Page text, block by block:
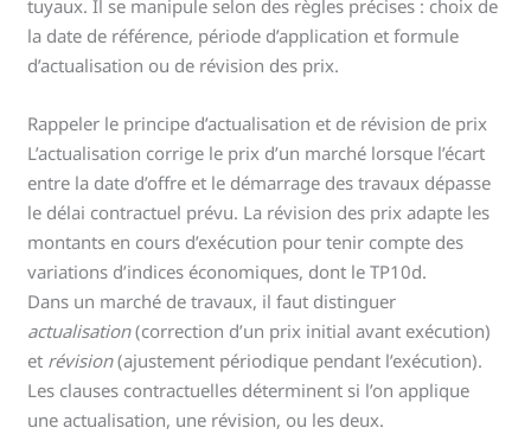
tuyaux. Il se manipule selon des règles précises : choix de
la date de référence, période d’application et formule
d’actualisation ou de révision des prix.
Rappeler le principe d’actualisation et de révision de prix
L’actualisation corrige le prix d’un marché lorsque l’écart
entre la date d’offre et le démarrage des travaux dépasse
le délai contractuel prévu. La révision des prix adapte les
montants en cours d’exécution pour tenir compte des
variations d’indices économiques, dont le TP10d.
Dans un marché de travaux, il faut distinguer
actualisation(correction d’un prix initial avant exécution)
et révision(ajustement périodique pendant l’exécution).
Les clauses contractuelles déterminent si l’on applique
une actualisation, une révision, ou les deux.